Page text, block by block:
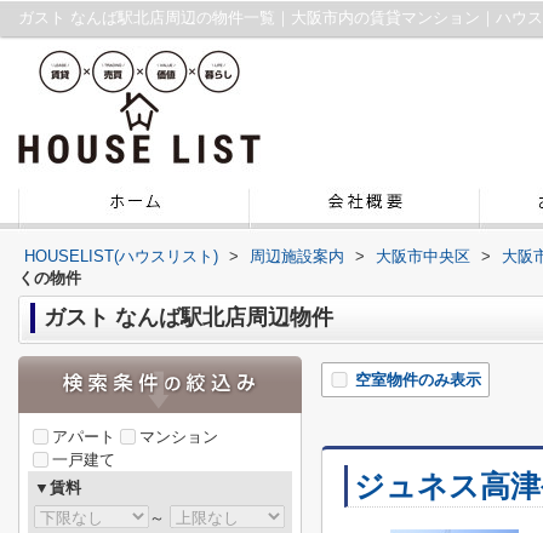
ガスト なんば駅北店周辺の物件一覧｜大阪市内の賃貸マンション｜ハウ
HOUSELIST(ハウスリスト) > 周辺施設案内 > 大阪市中央区 >
大阪
くの物件
ガスト なんば駅北店周辺物件
空室物件のみ表示
ジュネス高
アパート
マンション
一戸建て
▼賃料
～